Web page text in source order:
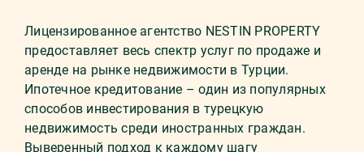
Лицензированное агентство NESTIN PROPERTY
предоставляет весь спектр услуг по продаже и
аренде на рынке недвижимости в Турции.
Ипотечное кредитование – один из популярных
способов инвестирования в турецкую
недвижимость среди иностранных граждан.
Выверенный подход к каждому шагу